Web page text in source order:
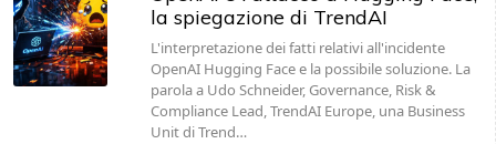
la spiegazione di TrendAI
L'interpretazione dei fatti relativi all'incidente
OpenAI Hugging Face e la possibile soluzione. La
parola a Udo Schneider, Governance, Risk &
Compliance Lead, TrendAI Europe, una Business
Unit di Trend…